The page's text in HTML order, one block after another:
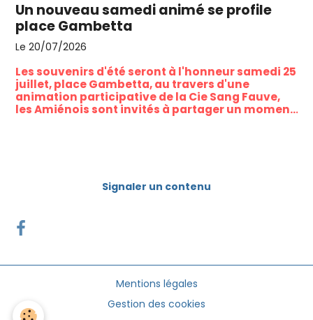
Un nouveau samedi animé se profile
place Gambetta
Le 20/07/2026
Les souvenirs d'été seront à l'honneur samedi 25
juillet, place Gambetta, au travers d'une
animation participative de la Cie Sang Fauve,
les Amiénois sont invités à partager un moment
Signaler un contenu
Mentions légales
Gestion des cookies